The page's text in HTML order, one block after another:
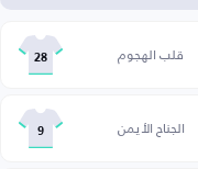
قلب الهجوم 28
الجناح الأيمن 9